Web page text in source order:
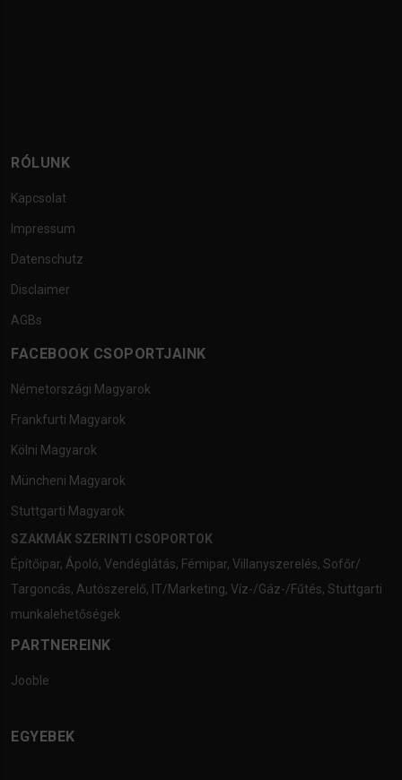
RÓLUNK
Kapcsolat
Impressum
Datenschutz
Disclaimer
AGBs
FACEBOOK CSOPORTJAINK
Németországi Magyarok
Frankfurti Magyarok
Kölni Magyarok
Müncheni Magyarok
Stuttgarti Magyarok
SZAKMÁK SZERINTI CSOPORTOK
Építőipar, Ápoló, Vendéglátás, Fémipar, Villanyszerelés, Sofőr/
Targoncás, Autószerelő, IT/Marketing, Víz-/Gáz-/Fűtés, Stuttgarti
munkalehetőségek
PARTNEREINK
Jooble
EGYEBEK